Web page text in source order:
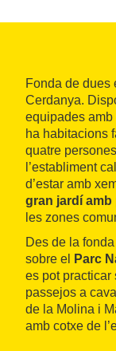
Fonda de dues
Cerdanya.
equipades
ha habitacions
quatre
l’establiment
d’estar amb
gran jardí amb
les zones
Des de la
sobre el
Parc
es pot practicar
passejos a
de la Molina i
amb cotxe de